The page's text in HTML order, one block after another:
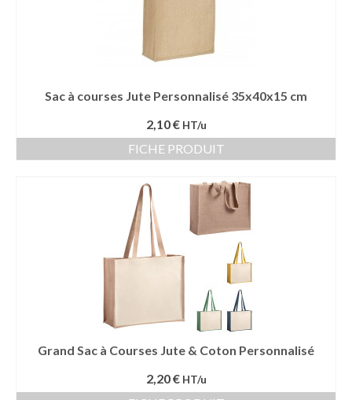
Sac à courses Jute Personnalisé 35x40x15 cm
2,10 € HT/u
FICHE PRODUIT
Grand Sac à Courses Jute & Coton Personnalisé
2,20 € HT/u